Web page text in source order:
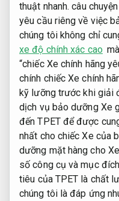
thuật nhanh. câu
yêu cầu riêng về việc
chúng tôi không chỉ
xe độ chính xác cao
“chiếc Xe chính hãng
chính chiếc Xe chính
kỹ lưỡng trước khi giải
dịch vụ bảo dưỡng Xe
đến TPET để được
nhất cho chiếc Xe của
dưỡng mặt hàng cho
số công cụ và mục
tiêu của TPET là chất
chúng tôi là đáp ứng